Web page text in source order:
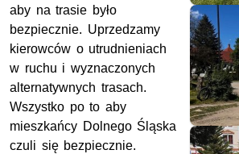
aby na trasie było
bezpiecznie. Uprzedzamy
kierowców o utrudnieniach
w ruchu i wyznaczonych
alternatywnych trasach.
Wszystko po to aby
mieszkańcy Dolnego Śląska
czuli się bezpiecznie.